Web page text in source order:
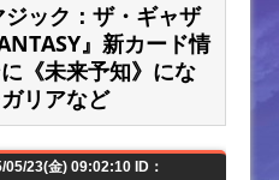
ック：ザ・ギャザ
』新カード情
《未来予知》にな
リアなど
23(金) 09:02:10 ID：